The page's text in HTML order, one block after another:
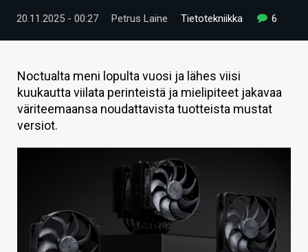
TECHBBS
HINTA.FI
KAUPPA
VAIHDA TEEMA
20.11.2025 - 00:27 Petrus Laine Tietotekniikka 6
Noctualta meni lopulta vuosi ja lähes viisi
kuukautta viilata perinteistä ja mielipiteet jakavaa
väriteemaansa noudattavista tuotteista mustat
versiot.